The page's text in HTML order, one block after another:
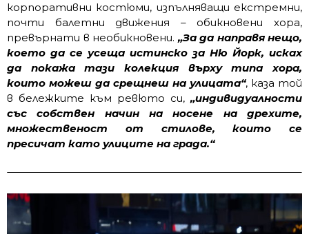
корпоративни костюми, изпълняващи екстремни,
почти балетни движения – обикновени хора,
превърнати в необикновени. „За да направя нещо,
което да се усеща истинско за Ню Йорк, исках
да покажа тази колекция върху типа хора,
които можеш да срещнеш на улицата“, каза той
в бележките към ревюто си, „индивидуалности
със собствен начин на носене на дрехите,
множественост от стилове, които се
пресичат като улиците на града.“